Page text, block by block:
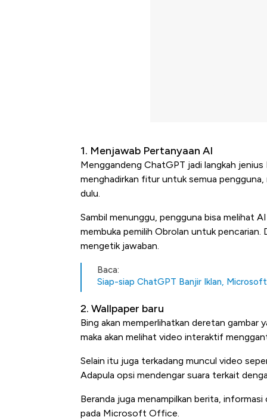
1. Menjawab Pertanyaan AI
Menggandeng ChatGPT jadi langkah
menghadirkan fitur untuk semua
dulu.
Sambil menunggu, pengguna bisa melihat
membuka pemilih Obrolan untuk pencarian.
mengetik jawaban.
Baca:
Siap-siap ChatGPT Banjir Iklan,
2. Wallpaper baru
Bing akan memperlihatkan deretan gambar
maka akan melihat video interaktif
Selain itu juga terkadang muncul video
Adapula opsi mendengar suara terkait
Beranda juga menampilkan berita,
pada Microsoft Office.